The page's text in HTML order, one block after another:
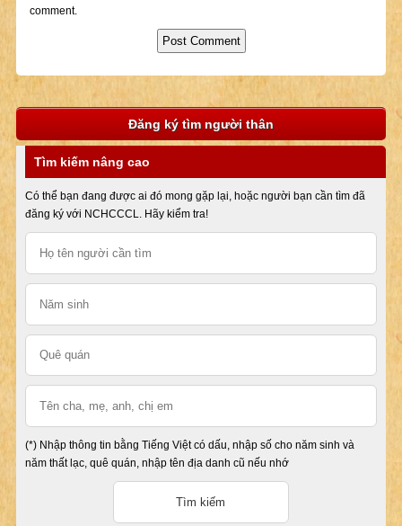
comment.
Đăng ký tìm người thân
Tìm kiếm nâng cao
Có thể bạn đang được ai đó mong gặp lại, hoặc người bạn cần tìm đã
đăng ký với NCHCCCL. Hãy kiểm tra!
(*) Nhập thông tin bằng Tiếng Việt có dấu, nhập số cho năm sinh và
năm thất lạc, quê quán, nhập tên địa danh cũ nếu nhớ